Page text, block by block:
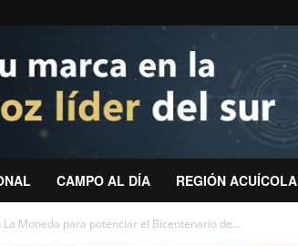
CAMPO AL DÍA REGIÓN ACUÍCOLA
Moneda para potenciar el Bicentenario de...